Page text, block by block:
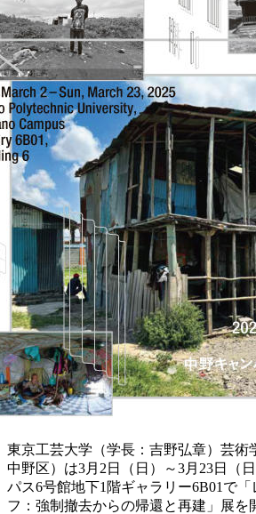
東京工芸大学（学長：吉野弘章）芸術
中野区）は3月2日（日）～3月23日（
パス6号館地下1階ギャラリー6B01で
フ：強制撤去からの帰還と再建」展を